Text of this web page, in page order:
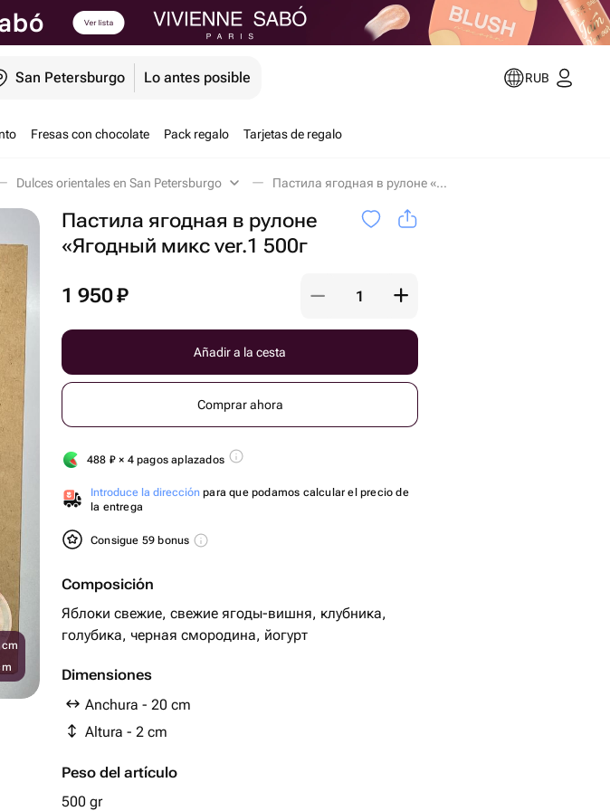
San Petersburgo Lo antes posible RUB
Fresas con chocolate Pack regalo Tarjetas de regalo
Dulces orientales en San Petersburgo Пастила ягодная в рулоне «Ягодный микс ver.1 500г en San Petersburgo
Пастила ягодная в рулоне
«Ягодный микс ver.1 500г
1 950₽
Añadir a la cesta
Comprar ahora
488 ₽ × 4 pagos aplazados
Introduce la dirección para que podamos calcular el precio de
la entrega
Consigue 59 bonus
Composición
Яблоки свежие, свежие ягоды-вишня, клубника,
голубика, черная смородина, йогурт
Dimensiones
Anchura - 20 cm
Altura - 2 cm
Peso del artículo
500 gr